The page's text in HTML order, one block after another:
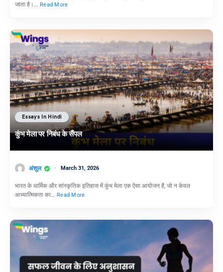
जाता है।… Read More
Essays In Hindi
कुंभ मेला पर निबंध के सैंपल
अंशुल March 31, 2026
भारत के धार्मिक और सांस्कृतिक इतिहास में कुंभ मेला एक ऐसा आयोजन है, जो न केवल
आध्यात्मिकता का… Read More